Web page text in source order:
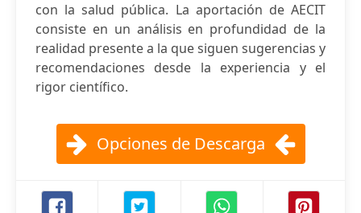
con la salud pública. La aportación de AECIT
consiste en un análisis en profundidad de la
realidad presente a la que siguen sugerencias y
recomendaciones desde la experiencia y el
rigor científico.
Opciones de Descarga